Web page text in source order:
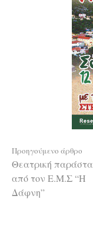
Προηγούμενο άρθρο
Θεατρική
από τον Ε.Μ.Σ “Η
Δάφνη”